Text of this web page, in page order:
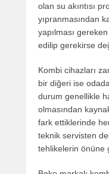
olan su akıntısı
yıpranmasından
yapılması
edilip gerekirse
Kombi cihazları
bir diğeri ise
durum genellikle
olmasından
fark ettiklerinde
teknik servisten
tehlikelerin önüne